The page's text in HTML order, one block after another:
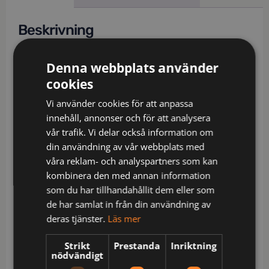
Beskrivning
stretchmaterial / Slitstarkt ripstop-material med 4-
vägs stretch fram och bak / 2 löst hängande
förstärkta spikfickor, den ena med 3 mindre fickor
och verktygshällor, den andra med extra ficka /
Dold knapp i midjan / 2 framfickor / 2 bakfickor med
dragkedja / Dubbel förstärkt grensöm /
Hammarhank / Tumstocksficka i ripstop stretch,
benficka med tryckknapp, ficka med dragkedja,
pennficka och 2 verktygsfickor samt knapp och
hälla för kniv / Benficka med tryckknapp, ficka med
dragkedja samt telefonficka, id-kortsficka och D-
ring under lock / Knäfickor i ripstop stretch med
öppning utifrån, uppifrån / Knäskydden i
knäfickorna kan höjdjusteras / Ripstop-förstärkt
Denna webbplats använder
cookies
Vi använder cookies för att anpassa
innehåll, annonser och för att analysera
vår trafik. Vi delar också information om
din användning av vår webbplats med
våra reklam- och analyspartners som kan
kombinera den med annan information
som du har tillhandahållit dem eller som
de har samlat in från din användning av
deras tjänster. Läs mer
Strikt
nödvändigt
Prestanda Inriktning